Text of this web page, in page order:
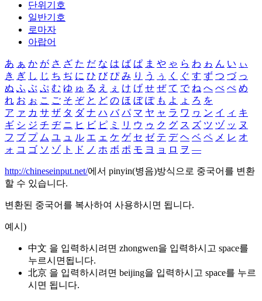
단위기호
일반기호
로마자
아랍어
あ ぁ か が さ ざ た だ な は ば ぱ ま や ゃ ら わ ゎ ん い ぃ
き ぎ し じ ち ぢ に ひ び ぴ み り う ぅ く ぐ す ず つ づ っ
ぬ ふ ぶ ぷ む ゆ ゅ る え ぇ け げ せ ぜ て で ね へ べ ぺ め
れ お ぉ こ ご そ ぞ と ど の ほ ぼ ぽ も よ ょ ろ を
ア ァ カ サ ザ タ ダ ナ ハ バ パ マ ヤ ャ ラ ワ ヮ ン イ ィ キ
ギ シ ジ チ ヂ ニ ヒ ビ ピ ミ リ ウ ゥ ク グ ス ズ ツ ヅ ッ ヌ
フ ブ プ ム ユ ュ ル エ ェ ケ ゲ セ ゼ テ デ ヘ ベ ペ メ レ オ
ォ コ ゴ ソ ゾ ト ド ノ ホ ボ ポ モ ヨ ョ ロ ヲ ―
http://chineseinput.net/에서 pinyin(병음)방식으로 중국어를 변환
할 수 있습니다.
변환된 중국어를 복사하여 사용하시면 됩니다.
예시)
中文 을 입력하시려면 zhongwen을 입력하시고 space를
누르시면됩니다.
北京 을 입력하시려면 beijing을 입력하시고 space를 누르
시면 됩니다.